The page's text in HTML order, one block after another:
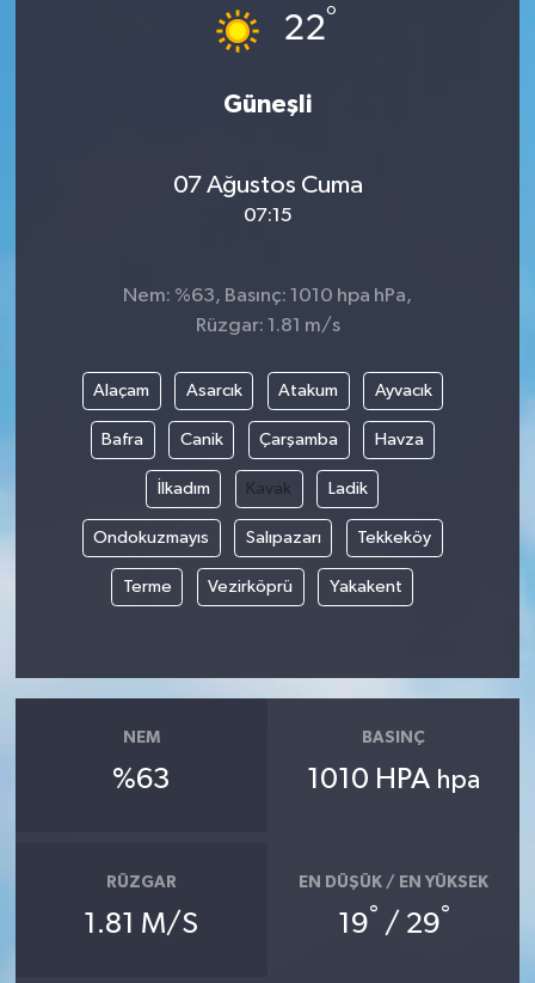
22°
Güneşli
07 Ağustos Cuma
07:15
Nem: %63, Basınç: 1010 hpa hPa,
Rüzgar: 1.81 m/s
Alaçam Asarcık Atakum Ayvacık
Bafra Canik Çarşamba Havza
İlkadım Kavak Ladik
Ondokuzmayıs Salıpazarı Tekkeköy
Terme Vezirköprü Yakakent
NEM
%63
BASINÇ
1010 HPA hpa
RÜZGAR
1.81 M/S
EN DÜŞÜK / EN YÜKSEK
19° / 29°